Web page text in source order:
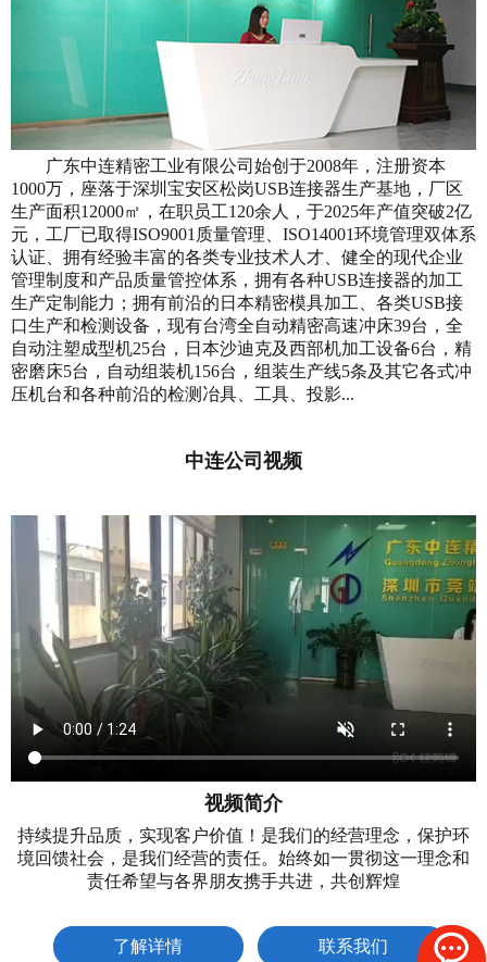
广东中连精密工业有限公司始创于2008年，注册资本
1000万，座落于深圳宝安区松岗USB连接器生产基地，厂区
生产面积12000㎡，在职员工120余人，于2025年产值突破2亿
元，工厂已取得ISO9001质量管理、ISO14001环境管理双体系
认证、拥有经验丰富的各类专业技术人才、健全的现代企业
管理制度和产品质量管控体系，拥有各种USB连接器的加工
生产定制能力；拥有前沿的日本精密模具加工、各类USB接
口生产和检测设备，现有台湾全自动精密高速冲床39台，全
自动注塑成型机25台，日本沙迪克及西部机加工设备6台，精
密磨床5台，自动组装机156台，组装生产线5条及其它各式冲
压机台和各种前沿的检测冶具、工具、投影...
中连公司视频
视频简介
持续提升品质，实现客户价值！是我们的经营理念，保护环
境回馈社会，是我们经营的责任。始终如一贯彻这一理念和
责任希望与各界朋友携手共进，共创辉煌
了解详情 联系我们